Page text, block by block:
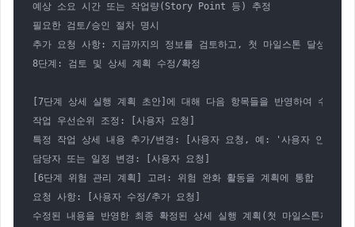
예상 소요 시간 또는 작업량(Story Point 등) 추정
필요한 검토/승인 절차 명시
추가 요청 사항: 지금까지의 정보를 검토하고, 첫 마일스톤 달성을
8단계: 검토 및 상세 계획 수정/확정
[7단계 상세 실행 계획 초안]에 대해 다음 항목들을 반영하여 수정
작업 우선순위 조정: [사용자 요청]
특정 작업 상세 내용 추가/변경: [사용자 요청, 예: '사용자 인터
담당자 또는 일정 변경: [사용자 요청]
[6단계 위험 관리 계획] 고려: 위험 완화 활동을 계획에 통합
요청 사항: [사용자 수정/추가 요청]
수정된 내용을 반영한 최종 확정된 상세 실행 계획(첫 마일스톤까지)